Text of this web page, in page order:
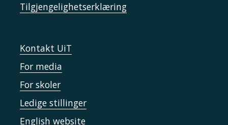
Tilgjengelighetserklæring
Kontakt UiT
For media
For skoler
Ledige stillinger
English website